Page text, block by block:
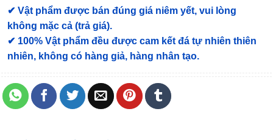
✔ Vật phẩm được bán đúng giá niêm yết, vui lòng
không mặc cả (trả giá).
✔ 100% Vật phẩm đều được cam kết đá tự nhiên thiên
nhiên, không có hàng giả, hàng nhân tạo.